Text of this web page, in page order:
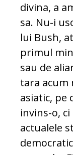
divina, a
sa. Nu-i
lui Bush,
primul
sau de
tara acum
asiatic, pe
invins-o,
actualele